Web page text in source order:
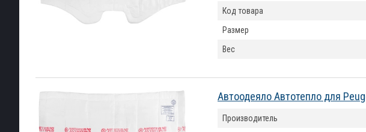
Код товара
Размер
Вес
Автоодеяло Автотепло для
Производитель